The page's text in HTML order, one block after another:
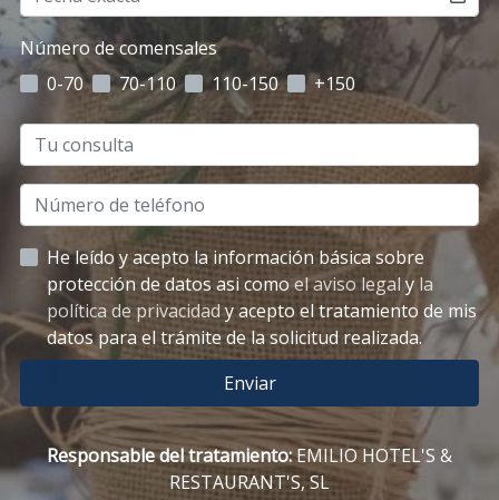
Número de comensales
0-70
70-110 110-150 +150
He leído y acepto la información básica sobre
protección de datos asi comoel aviso legalyla
política de privacidady acepto el tratamiento de mis
datos para el trámite de la solicitud realizada.
Enviar
Responsable del tratamiento:EMILIO HOTEL'S &
RESTAURANT'S, SL